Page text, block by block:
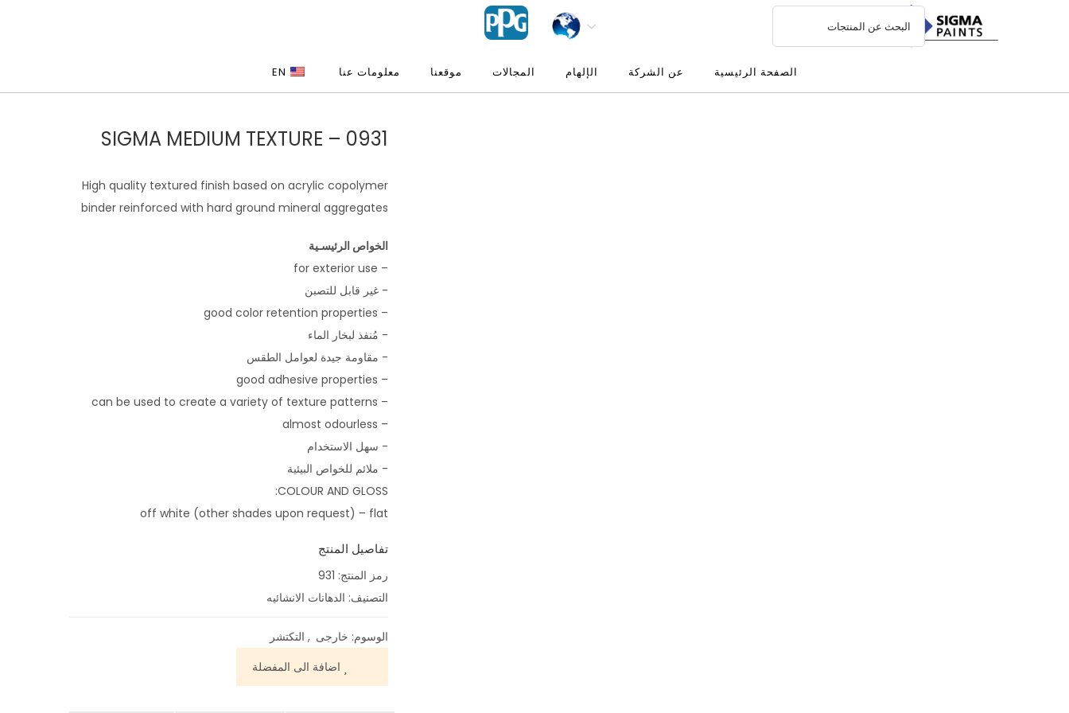
الصفحة الرئيسية عن الشركة الإلهام المجالات موقعنا معلومات عنا EN
0931 – SIGMA MEDIUM TEXTURE
High quality textured finish based on acrylic copolymer
binder reinforced with hard ground mineral aggregates
الخواص الرئيسـية
– for exterior use
- غير قابل للتصبن
– good color retention properties
- مُنفذ لبخار الماء
- مقاومة جيدة لعوامل الطقس
– good adhesive properties
– can be used to create a variety of texture patterns
– almost odourless
- سهل الاستخدام
- ملائم للخواص البيئية
COLOUR AND GLOSS:
off white (other shades upon request) – flat
تفاصيل المنتج
رمز المنتج: 931
التصنيف: الدهانات الانشائيه
الوسوم: خارجى , التكتشر
اضافة الى المفضلة